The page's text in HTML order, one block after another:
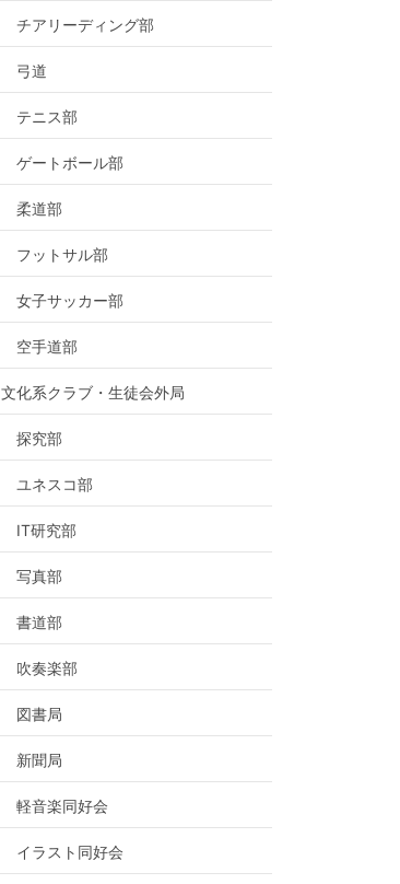
チアリーディング部
弓道
テニス部
ゲートボール部
柔道部
フットサル部
女子サッカー部
空手道部
文化系クラブ・生徒会外局
探究部
ユネスコ部
IT研究部
写真部
書道部
吹奏楽部
図書局
新聞局
軽音楽同好会
イラスト同好会